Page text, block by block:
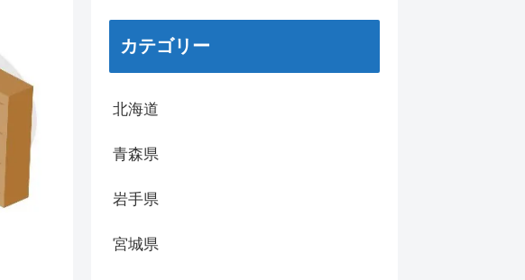
カテゴリー
北海道
青森県
岩手県
宮城県